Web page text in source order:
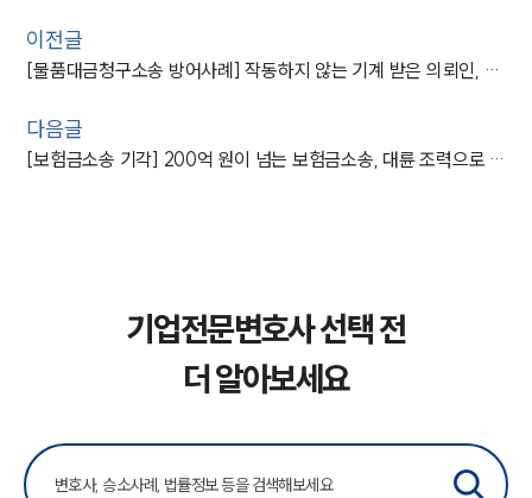
이전글
[물품대금청구소송 방어사례] 작동하지 않는 기계 받은 의뢰인, 물품대금청구소송 방어 성공
다음글
[보험금소송 기각] 200억 원이 넘는 보험금소송, 대륜 조력으로 기각시켜
기업전문변호사 선택 전
더 알아보세요